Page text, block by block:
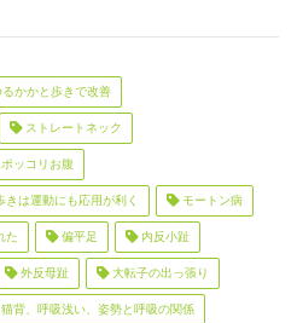
かかと歩きで改善
ストレートネック
ッコリお腹
は運動にも応用が利く モートン病
た 偏平足 内反小趾
外反母趾 大転子の出っ張り
背、呼吸浅い、姿勢と呼吸の関係